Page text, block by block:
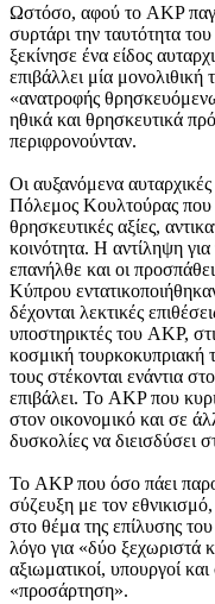
Ωστόσο, αφού το AKP
συρτάρι την ταυτότητα
ξεκίνησε ένα είδος
επιβάλλει μία μονολιθική
«ανατροφής
ηθικά και θρησκευτικά
περιφρονούνταν.
Οι αυξανόμενα
Πόλεμος Κουλτούρας που
θρησκευτικές αξίες,
κοινότητα. Η αντίληψη
επανήλθε και οι
Κύπρου
δέχονται λεκτικές
υποστηρικτές του AKP,
κοσμική τουρκοκυπριακή
τους στέκονται ενάντια
επιβάλει. Το AKP που
στον οικονομικό και σε
δυσκολίες να διεισδύσει
Το AKP που όσο πάει
σύζευξη με τον
στο θέμα της επίλυσης
λόγο για «δύο ξεχωριστά
αξιωματικοί, υπουργοί
«προσάρτηση».